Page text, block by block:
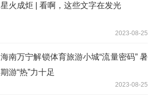
星火成炬 | 看啊，这些文字在发光
2023-08-25
海南万宁解锁体育旅游小城“流量密码” 暑
期游“热”力十足
2023-08-25